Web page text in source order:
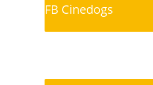
FB Cinedogs